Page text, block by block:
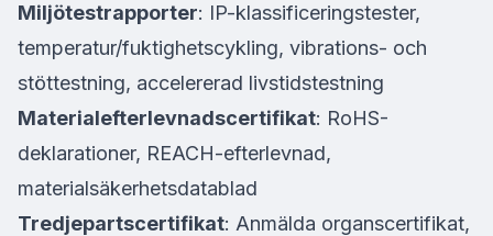
Miljötestrapporter: IP-klassificeringstester,
temperatur/fuktighetscykling, vibrations- och
stöttestning, accelererad livstidstestning
Materialefterlevnadscertifikat: RoHS-
deklarationer, REACH-efterlevnad,
materialsäkerhetsdatablad
Tredjepartscertifikat: Anmälda organscertifikat,